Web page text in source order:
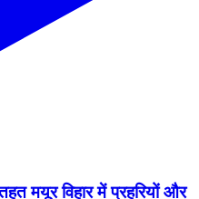
मयूर विहार में प्रहरियों और